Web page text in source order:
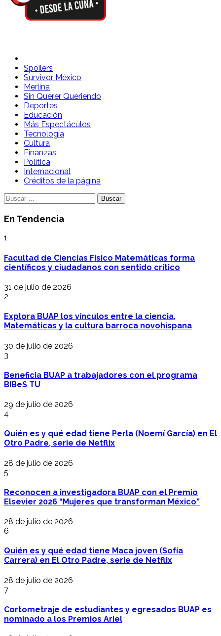
Spoilers Desde la Cuna
Sitio con información sobre series, película, reality shows y
telenovelas
Spoilers
Survivor México
Merlina
Sin Querer Queriendo
Deportes
Educación
Más Espectáculos
Tecnología
Cultura
Finanzas
Política
Internacional
Créditos de la página
Buscar:
En Tendencia
1
Facultad de Ciencias Físico Matemáticas forma
científicos y ciudadanos con sentido crítico
31 de julio de 2026
2
Explora BUAP los vínculos entre la ciencia,
Matemáticas y la cultura barroca novohispana
30 de julio de 2026
3
Beneficia BUAP a trabajadores con el programa
BIBeS TU
29 de julio de 2026
4
Quién es y qué edad tiene Perla (Noemí García) en El
Otro Padre, serie de Netflix
28 de julio de 2026
5
Reconocen a investigadora BUAP con el Premio
Elsevier 2026 “Mujeres que transforman México”
28 de julio de 2026
6
Quién es y qué edad tiene Maca joven (Sofía
Carrera) en El Otro Padre, serie de Netflix
28 de julio de 2026
7
Cortometraje de estudiantes y egresados BUAP es
nominado a los Premios Ariel